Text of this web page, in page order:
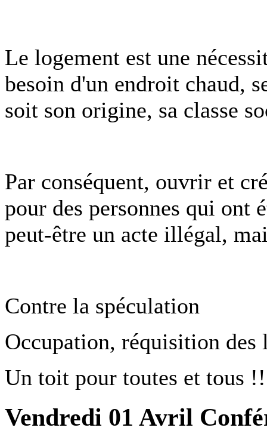
Le logement est une
besoin d'un endroit chaud,
soit son origine, sa classe
Par conséquent, ouvrir et
pour des personnes qui ont
peut-être un acte illégal,
Contre la spéculation
Occupation, réquisition des
Un toit pour toutes et tous
Vendredi 01 Avril